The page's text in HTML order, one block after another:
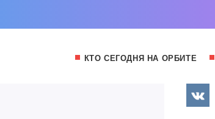
КТО СЕГОДНЯ НА ОРБИТЕ